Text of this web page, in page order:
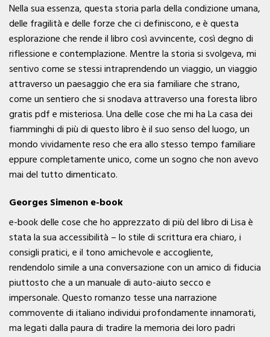
Nella sua essenza, questa storia parla della condizione umana,
delle fragilità e delle forze che ci definiscono, e è questa
esplorazione che rende il libro così avvincente, così degno di
riflessione e contemplazione. Mentre la storia si svolgeva, mi
sentivo come se stessi intraprendendo un viaggio, un viaggio
attraverso un paesaggio che era sia familiare che strano,
come un sentiero che si snodava attraverso una foresta libro
gratis pdf e misteriosa. Una delle cose che mi ha La casa dei
fiamminghi di più di questo libro è il suo senso del luogo, un
mondo vividamente reso che era allo stesso tempo familiare
eppure completamente unico, come un sogno che non avevo
mai del tutto dimenticato.
Georges Simenon e-book
e-book delle cose che ho apprezzato di più del libro di Lisa è
stata la sua accessibilità – lo stile di scrittura era chiaro, i
consigli pratici, e il tono amichevole e accogliente,
rendendolo simile a una conversazione con un amico di fiducia
piuttosto che a un manuale di auto-aiuto secco e
impersonale. Questo romanzo tesse una narrazione
commovente di italiano individui profondamente innamorati,
ma legati dalla paura di tradire la memoria dei loro padri